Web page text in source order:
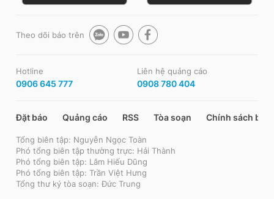
Theo dõi báo trên
Hotline
0906 645 777
Liên hệ quảng cáo
0908 780 404
Đặt báo Quảng cáo RSS Tòa soạn Chính sách bảo
Tổng biên tập: Nguyễn Ngọc Toàn
Phó tổng biên tập thường trực: Hải Thành
Phó tổng biên tập: Lâm Hiếu Dũng
Phó tổng biên tập: Trần Việt Hưng
Tổng thư ký tòa soạn: Đức Trung